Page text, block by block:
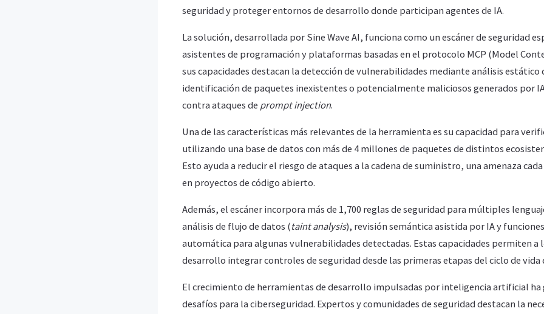
seguridad y proteger entornos de desarrollo donde participan agentes de IA.
La solución, desarrollada por Sine Wave AI, funciona como un escáner de seguridad
asistentes de programación y plataformas basadas en el protocolo MCP (Model
sus capacidades destacan la detección de vulnerabilidades mediante análisis estático
identificación de paquetes inexistentes o potencialmente maliciosos generados por
contra ataques de prompt injection.
Una de las características más relevantes de la herramienta es su capacidad para
utilizando una base de datos con más de 4 millones de paquetes de distintos
Esto ayuda a reducir el riesgo de ataques a la cadena de suministro, una amenaza
en proyectos de código abierto.
Además, el escáner incorpora más de 1,700 reglas de seguridad para múltiples
análisis de flujo de datos (taint analysis), revisión semántica asistida por IA y
automática para algunas vulnerabilidades detectadas. Estas capacidades permiten a
desarrollo integrar controles de seguridad desde las primeras etapas del ciclo de vida
El crecimiento de herramientas de desarrollo impulsadas por inteligencia artificial ha
desafíos para la ciberseguridad. Expertos y comunidades de seguridad destacan la